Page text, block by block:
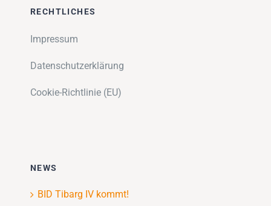
RECHTLICHES
Impressum
Datenschutzerklärung
Cookie-Richtlinie (EU)
NEWS
BID Tibarg IV kommt!